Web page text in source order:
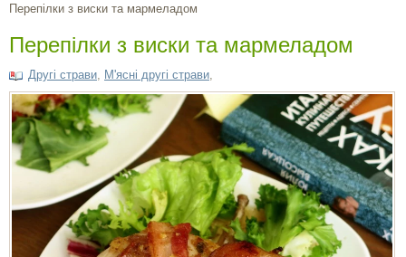
Перепілки з виски та мармеладом
Перепілки з виски та мармеладом
Другі страви М'ясні другі страви